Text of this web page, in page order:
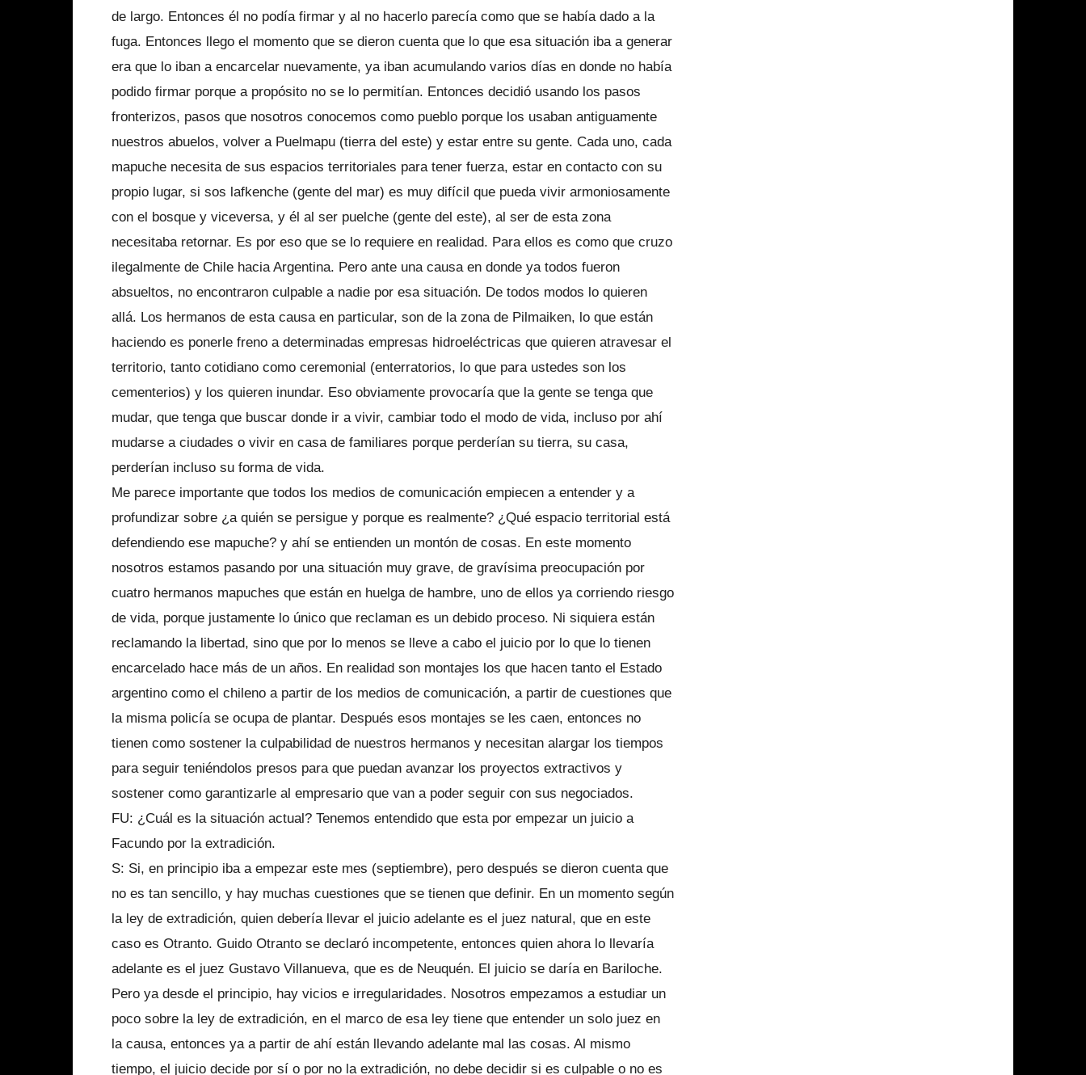
de largo. Entonces él no podía firmar y al no hacerlo parecía como que se había dado a la
fuga. Entonces llego el momento que se dieron cuenta que lo que esa situación iba a generar
era que lo iban a encarcelar nuevamente, ya iban acumulando varios días en donde no había
podido firmar porque a propósito no se lo permitían. Entonces decidió usando los pasos
fronterizos, pasos que nosotros conocemos como pueblo porque los usaban antiguamente
nuestros abuelos, volver a Puelmapu (tierra del este) y estar entre su gente. Cada uno, cada
mapuche necesita de sus espacios territoriales para tener fuerza, estar en contacto con su
propio lugar, si sos lafkenche (gente del mar) es muy difícil que pueda vivir armoniosamente
con el bosque y viceversa, y él al ser puelche (gente del este), al ser de esta zona
necesitaba retornar. Es por eso que se lo requiere en realidad. Para ellos es como que cruzo
ilegalmente de Chile hacia Argentina. Pero ante una causa en donde ya todos fueron
absueltos, no encontraron culpable a nadie por esa situación. De todos modos lo quieren
allá. Los hermanos de esta causa en particular, son de la zona de Pilmaiken, lo que están
haciendo es ponerle freno a determinadas empresas hidroeléctricas que quieren atravesar el
territorio, tanto cotidiano como ceremonial (enterratorios, lo que para ustedes son los
cementerios) y los quieren inundar. Eso obviamente provocaría que la gente se tenga que
mudar, que tenga que buscar donde ir a vivir, cambiar todo el modo de vida, incluso por ahí
mudarse a ciudades o vivir en casa de familiares porque perderían su tierra, su casa,
perderían incluso su forma de vida.
Me parece importante que todos los medios de comunicación empiecen a entender y a
profundizar sobre ¿a quién se persigue y porque es realmente? ¿Qué espacio territorial está
defendiendo ese mapuche? y ahí se entienden un montón de cosas. En este momento
nosotros estamos pasando por una situación muy grave, de gravísima preocupación por
cuatro hermanos mapuches que están en huelga de hambre, uno de ellos ya corriendo riesgo
de vida, porque justamente lo único que reclaman es un debido proceso. Ni siquiera están
reclamando la libertad, sino que por lo menos se lleve a cabo el juicio por lo que lo tienen
encarcelado hace más de un años. En realidad son montajes los que hacen tanto el Estado
argentino como el chileno a partir de los medios de comunicación, a partir de cuestiones que
la misma policía se ocupa de plantar. Después esos montajes se les caen, entonces no
tienen como sostener la culpabilidad de nuestros hermanos y necesitan alargar los tiempos
para seguir teniéndolos presos para que puedan avanzar los proyectos extractivos y
sostener como garantizarle al empresario que van a poder seguir con sus negociados.
FU: ¿Cuál es la situación actual? Tenemos entendido que esta por empezar un juicio a
Facundo por la extradición.
S: Si, en principio iba a empezar este mes (septiembre), pero después se dieron cuenta que
no es tan sencillo, y hay muchas cuestiones que se tienen que definir. En un momento según
la ley de extradición, quien debería llevar el juicio adelante es el juez natural, que en este
caso es Otranto. Guido Otranto se declaró incompetente, entonces quien ahora lo llevaría
adelante es el juez Gustavo Villanueva, que es de Neuquén. El juicio se daría en Bariloche.
Pero ya desde el principio, hay vicios e irregularidades. Nosotros empezamos a estudiar un
poco sobre la ley de extradición, en el marco de esa ley tiene que entender un solo juez en
la causa, entonces ya a partir de ahí están llevando adelante mal las cosas. Al mismo
tiempo, el juicio decide por sí o por no la extradición, no debe decidir si es culpable o no es